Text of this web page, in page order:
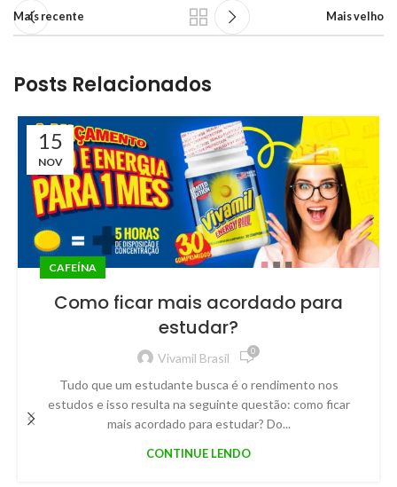
Mais recente Mais velho
Posts Relacionados
15
NOV
CAFEÍNA
Como ficar mais acordado para
estudar?
Vivamil Brasil 0
Tudo que um estudante busca é o rendimento nos
estudos e isso resulta na seguinte questão: como ficar
mais acordado para estudar? Do...
CONTINUE LENDO